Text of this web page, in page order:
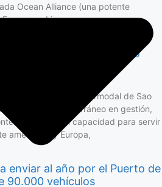
Ocean Alliance (una potente
Lines,
presenta en Brasil como
Europa
en la feria «Intermodal de Sao
puerto del Mediterráneo en gestión,
y con capacidad para servir
americano y Europa,
enviar al año por el Puerto de
90.000 vehículos